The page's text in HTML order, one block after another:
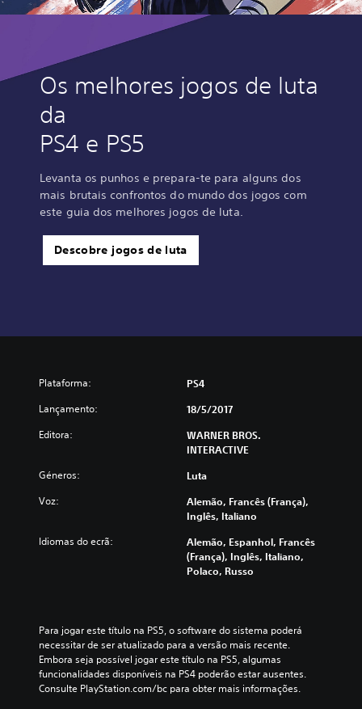
Os melhores jogos de luta
da
PS4 e PS5
Levanta os punhos e prepara-te para alguns dos
mais brutais confrontos do mundo dos jogos com
este guia dos melhores jogos de luta.
Descobre jogos de luta
Plataforma: PS4
Lançamento: 18/5/2017
Editora:
WARNER BROS.
INTERACTIVE
Géneros: Luta
Voz:
Alemão, Francês (França),
Inglês, Italiano
Idiomas do ecrã:
Alemão, Espanhol, Francês
(França), Inglês, Italiano,
Polaco, Russo
Para jogar este título na PS5, o software do sistema poderá
necessitar de ser atualizado para a versão mais recente.
Embora seja possível jogar este título na PS5, algumas
funcionalidades disponíveis na PS4 poderão estar ausentes.
Consulte PlayStation.com/bc para obter mais informações.